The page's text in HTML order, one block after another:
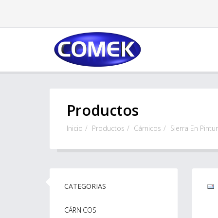
Productos
Inicio Productos Cárnicos Sierra En
CATEGORIAS
CÁRNICOS